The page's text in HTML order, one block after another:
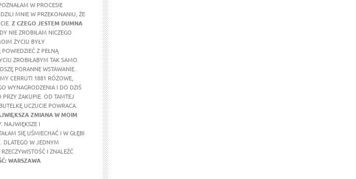
W PROCESIE
MNIE W PRZEKONANIU, ŻE
Z CZEGO JESTEM DUMNA
NIE ZROBIŁAM NICZEGO
ŻYCIU BYŁY
Z PEŁNĄ
ZROBIŁABYM TAK SAMO.
PORANNE WSTAWANIE.
CERRUTI 1881 RÓŻOWE,
WYNAGRODZENIA I DO DZIŚ
ZAKUPIE. OD TAMTEJ
UCZUCIE POWRACA.
ZMIANA W MOIM
NAJWIĘKSZE I
SIĘ UŚMIECHAĆ I W GŁĘBI
DLATEGO W JEDNYM
I ZNALEŹĆ
WARSZAWA